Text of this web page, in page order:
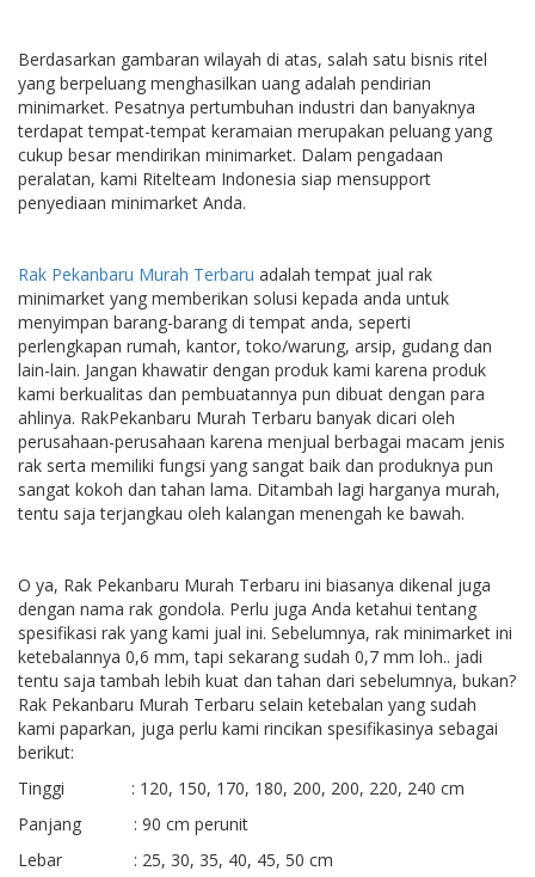
Berdasarkan gambaran wilayah di atas, salah satu bisnis ritel
yang berpeluang menghasilkan uang adalah pendirian
minimarket. Pesatnya pertumbuhan industri dan banyaknya
terdapat tempat-tempat keramaian merupakan peluang yang
cukup besar mendirikan minimarket. Dalam pengadaan
peralatan, kami Ritelteam Indonesia siap mensupport
penyediaan minimarket Anda.
Rak Pekanbaru Murah Terbaru adalah tempat jual rak
minimarket yang memberikan solusi kepada anda untuk
menyimpan barang-barang di tempat anda, seperti
perlengkapan rumah, kantor, toko/warung, arsip, gudang dan
lain-lain. Jangan khawatir dengan produk kami karena produk
kami berkualitas dan pembuatannya pun dibuat dengan para
ahlinya. RakPekanbaru Murah Terbaru banyak dicari oleh
perusahaan-perusahaan karena menjual berbagai macam jenis
rak serta memiliki fungsi yang sangat baik dan produknya pun
sangat kokoh dan tahan lama. Ditambah lagi harganya murah,
tentu saja terjangkau oleh kalangan menengah ke bawah.
O ya, Rak Pekanbaru Murah Terbaru ini biasanya dikenal juga
dengan nama rak gondola. Perlu juga Anda ketahui tentang
spesifikasi rak yang kami jual ini. Sebelumnya, rak minimarket ini
ketebalannya 0,6 mm, tapi sekarang sudah 0,7 mm loh.. jadi
tentu saja tambah lebih kuat dan tahan dari sebelumnya, bukan?
Rak Pekanbaru Murah Terbaru selain ketebalan yang sudah
kami paparkan, juga perlu kami rincikan spesifikasinya sebagai
berikut:
Tinggi : 120, 150, 170, 180, 200, 200, 220, 240 cm
Panjang : 90 cm perunit
Lebar : 25, 30, 35, 40, 45, 50 cm